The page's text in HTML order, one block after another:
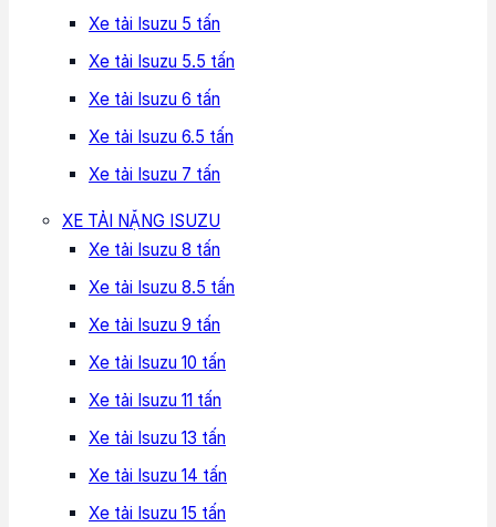
Xe tải Isuzu 5 tấn
Xe tải Isuzu 5.5 tấn
Xe tải Isuzu 6 tấn
Xe tải Isuzu 6.5 tấn
Xe tải Isuzu 7 tấn
XE TẢI NẶNG ISUZU
Xe tải Isuzu 8 tấn
Xe tải Isuzu 8.5 tấn
Xe tải Isuzu 9 tấn
Xe tải Isuzu 10 tấn
Xe tải Isuzu 11 tấn
Xe tải Isuzu 13 tấn
Xe tải Isuzu 14 tấn
Xe tải Isuzu 15 tấn